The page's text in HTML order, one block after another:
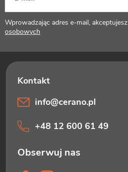
k
aWprowadzając adres e-mail, akceptujesz
osobowych
info@cerano.pl
+48 12 600 61 49